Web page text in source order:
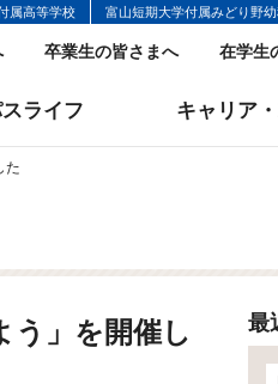
属高等学校 富山短期大学付属みどり野
卒業生の皆さまへ 在学生
ライフ キャリア
た
う」を開催し
最